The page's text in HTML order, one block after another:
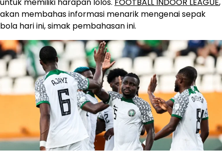
akan membahas informasi menarik mengenai sepak
bola hari ini, simak pembahasan ini.